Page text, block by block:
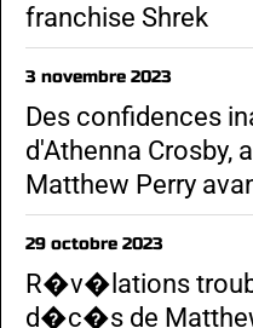
franchise Shrek
3 novembre 2023
Des confidences
d'Athenna Crosby,
Matthew Perry
29 octobre 2023
R�v�lations
d�c�s de